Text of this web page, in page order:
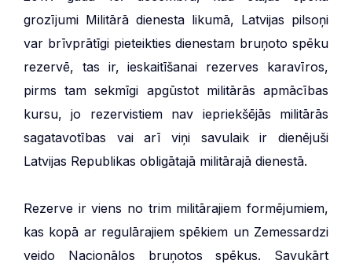
grozījumi Militārā dienesta likumā, Latvijas pilsoņi
var brīvprātīgi pieteikties dienestam bruņoto spēku
rezervē, tas ir, ieskaitīšanai rezerves karavīros,
pirms tam sekmīgi apgūstot militārās apmācības
kursu, jo rezervistiem nav iepriekšējās militārās
sagatavotības vai arī viņi savulaik ir dienējuši
Latvijas Republikas obligātajā militārajā dienestā.
Rezerve ir viens no trim militārajiem formējumiem,
kas kopā ar regulārajiem spēkiem un Zemessardzi
veido Nacionālos bruņotos spēkus. Savukārt